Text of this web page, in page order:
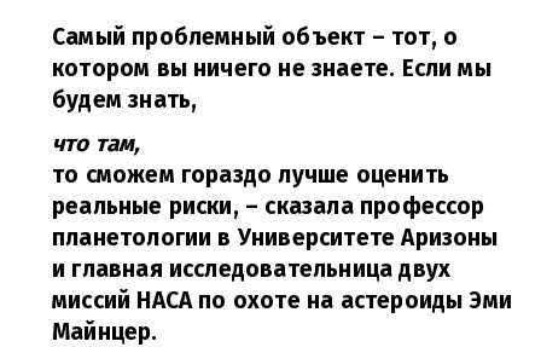
Самый проблемный объект – тот, о
котором вы ничего не знаете. Если мы
будем знать,
что там,
то сможем гораздо лучше оценить
реальные риски, – сказала профессор
планетологии в Университете Аризоны
и главная исследовательница двух
миссий НАСА по охоте на астероиды Эми
Майнцер.